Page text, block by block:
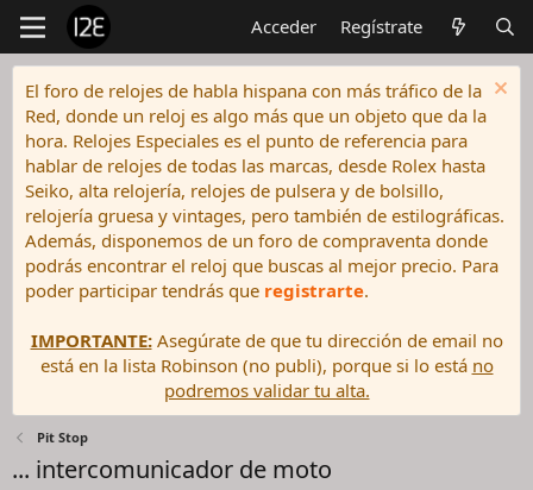
Acceder Regístrate
El foro de relojes de habla hispana con más tráfico de la
Red, donde un reloj es algo más que un objeto que da la
hora. Relojes Especiales es el punto de referencia para
hablar de relojes de todas las marcas, desde Rolex hasta
Seiko, alta relojería, relojes de pulsera y de bolsillo,
relojería gruesa y vintages, pero también de estilográficas.
Además, disponemos de un foro de compraventa donde
podrás encontrar el reloj que buscas al mejor precio. Para
poder participar tendrás que registrarte.
IMPORTANTE:Asegúrate de que tu dirección de email no
está en la lista Robinson (no publi), porque si lo está no
podremos validar tu alta.
Pit Stop
... intercomunicador de moto